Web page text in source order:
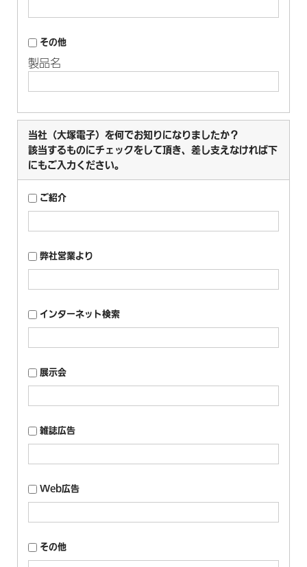
その他
製品名
当社（大塚電子）を何でお知りになりましたか？
該当するものにチェックをして頂き、差し支えなければ下
にもご入力ください。
ご紹介
弊社営業より
インターネット検索
展示会
雑誌広告
Web広告
その他